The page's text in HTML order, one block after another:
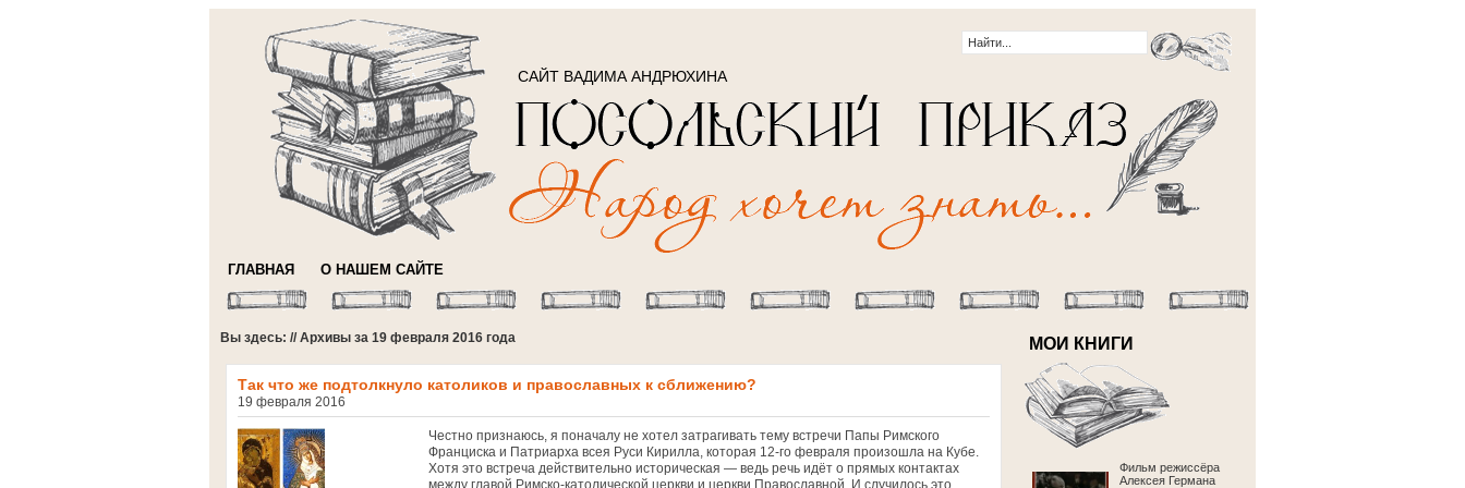
САЙТ ВАДИМА АНДРЮХИНА
ГЛАВНАЯ О НАШЕМ САЙТЕ
Вы здесь: // Архивы за 19 февраля 2016 года
Так что же подтолкнуло католиков и православных к сближению?
19 февраля 2016
Честно признаюсь, я поначалу не хотел затрагивать тему встречи Папы Римского
Франциска и Патриарха всея Руси Кирилла, которая 12-го февраля произошла на Кубе.
Хотя это встреча действительно историческая — ведь речь идёт о прямых контактах
между главой Римско-католической церкви и церкви Православной. И случилось это
МОИ КНИГИ
Фильм режиссёра
Алексея Германа